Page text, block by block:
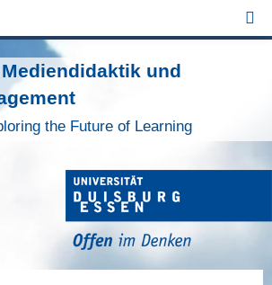
Jump to Navigation
und
the Future of Learning